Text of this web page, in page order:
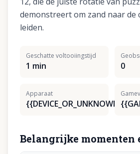
demonstreert om zand naar de
leiden.
Geschatte voltooiingstijd
1 min 0
Apparaat
{{DEVICE_OR_UNKNOWN}}
Belangrijke momenten